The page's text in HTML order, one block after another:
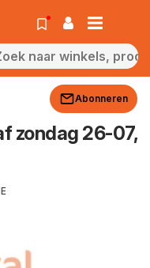
Abonneren
zondag 26-07,